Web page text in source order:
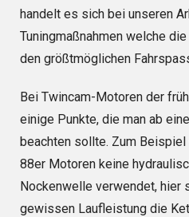
handelt es sich bei unseren
Tuningmaßnahmen welche
den größtmöglichen
Bei Twincam-Motoren der
einige Punkte, die man ab
beachten sollte. Zum
88er Motoren keine
Nockenwelle verwendet, hier
gewissen Laufleistung die